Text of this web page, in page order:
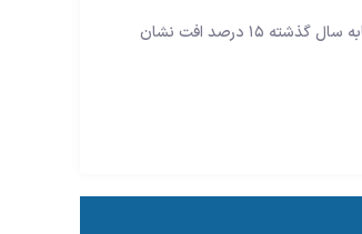
مبادلات تجاری تهران- پکن در دوره این گزارش افزون بر ۱۳ میلیارد و ۴۰۰ میلیون دلار ثبت شد که در مقایسه با مدت مشابه سال گذشته ۱۵ درصد افت نشان